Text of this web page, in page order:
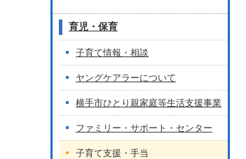
育児・保育
子育て情報・相談
ヤングケアラーについて
横手市ひとり親家庭等生活支援事業
ファミリー・サポート・センター
子育て支援・手当